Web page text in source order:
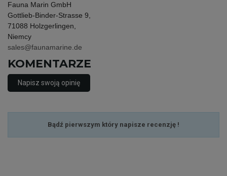
Fauna Marin GmbH
Gottlieb-Binder-Strasse 9,
71088 Holzgerlingen,
Niemcy
sales@faunamarine.de
KOMENTARZE
Napisz swoją opinię
Bądź pierwszym który napisze recenzję !